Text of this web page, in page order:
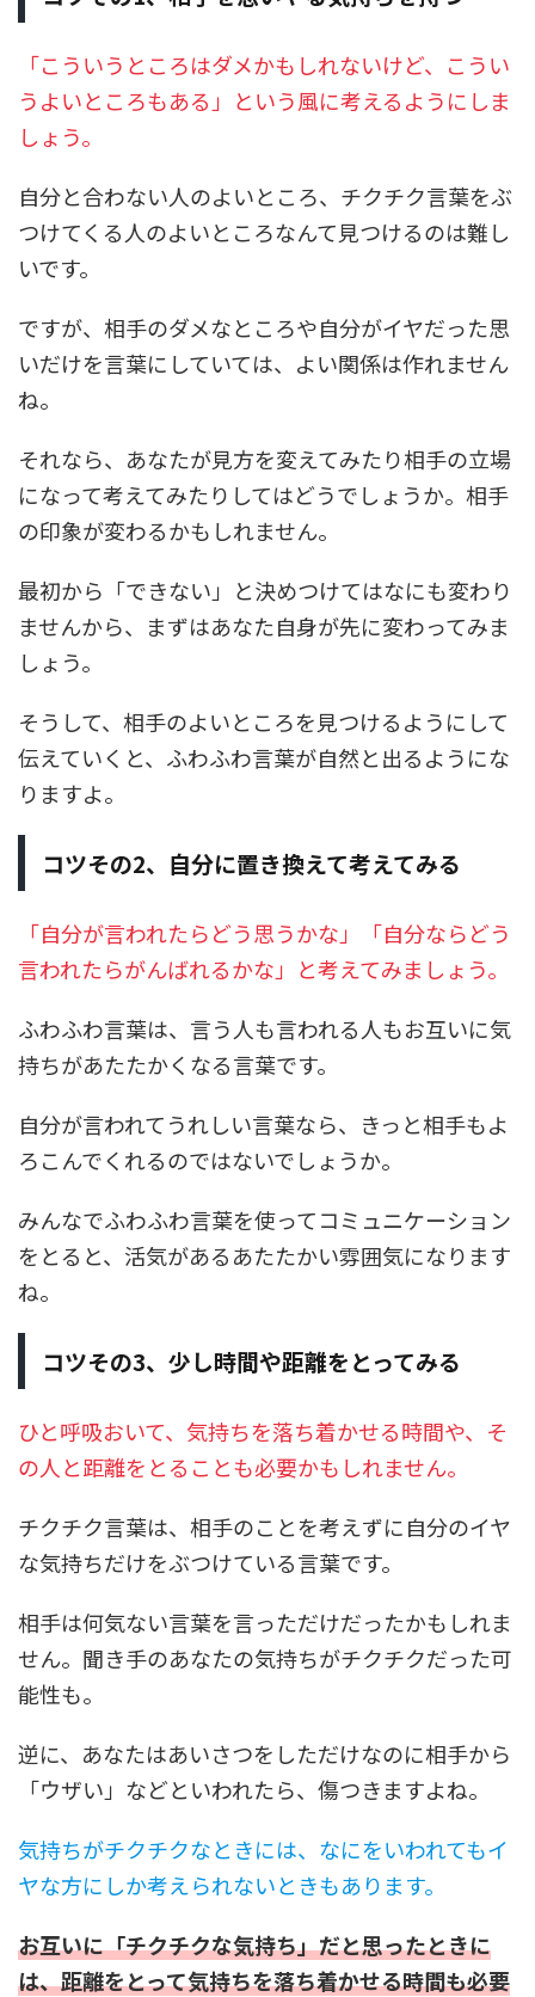
「こういうところはダメかもしれないけど、こうい
うよいところもある」という風に考えるようにしま
しょう。
自分と合わない人のよいところ、チクチク言葉をぶ
つけてくる人のよいところなんて見つけるのは難し
いです。
ですが、相手のダメなところや自分がイヤだった思
いだけを言葉にしていては、よい関係は作れません
ね。
それなら、あなたが見方を変えてみたり相手の立場
になって考えてみたりしてはどうでしょうか。相手
の印象が変わるかもしれません。
最初から「できない」と決めつけてはなにも変わり
ませんから、まずはあなた自身が先に変わってみま
しょう。
そうして、相手のよいところを見つけるようにして
伝えていくと、ふわふわ言葉が自然と出るようにな
りますよ。
コツその2、自分に置き換えて考えてみる
「自分が言われたらどう思うかな」「自分ならどう
言われたらがんばれるかな」と考えてみましょう。
ふわふわ言葉は、言う人も言われる人もお互いに気
持ちがあたたかくなる言葉です。
自分が言われてうれしい言葉なら、きっと相手もよ
ろこんでくれるのではないでしょうか。
みんなでふわふわ言葉を使ってコミュニケーション
をとると、活気があるあたたかい雰囲気になります
ね。
コツその3、少し時間や距離をとってみる
ひと呼吸おいて、気持ちを落ち着かせる時間や、そ
の人と距離をとることも必要かもしれません。
チクチク言葉は、相手のことを考えずに自分のイヤ
な気持ちだけをぶつけている言葉です。
相手は何気ない言葉を言っただけだったかもしれま
せん。聞き手のあなたの気持ちがチクチクだった可
能性も。
逆に、あなたはあいさつをしただけなのに相手から
「ウザい」などといわれたら、傷つきますよね。
気持ちがチクチクなときには、なにをいわれてもイ
ヤな方にしか考えられないときもあります。
お互いに「チクチクな気持ち」だと思ったときに
は、距離をとって気持ちを落ち着かせる時間も必要